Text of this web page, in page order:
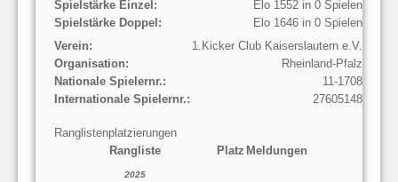
Spielstärke Einzel:
Elo 1552 in 0 Spielen
Spielstärke Doppel:
Elo 1646 in 0 Spielen
Verein:
1.Kicker Club Kaiserslautern e.V.
Organisation:
Rheinland-Pfalz
Nationale Spielernr.:
11-1708
Internationale Spielernr.:
27605148
Ranglistenplatzierungen
Rangliste
Platz Meldungen
2025